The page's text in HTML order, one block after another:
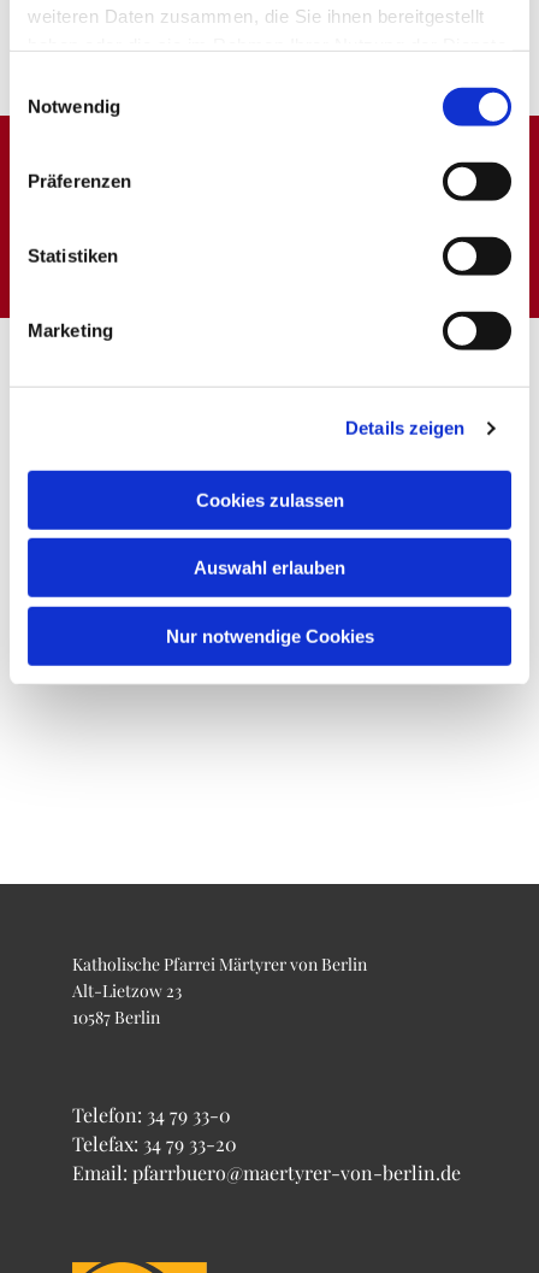
weiteren Daten zusammen, die Sie ihnen bereitgestellt
Notwendig
Präferenzen
Statistiken
Marketing
Details zeigen
Cookies zulassen
Auswahl erlauben
Nur notwendige Cookies
Dies könnte Sie auch
Katholische Pfarrei Märtyrer von Berlin
Alt-Lietzow 23
10587 Berlin
Telefon: 34 79 33-0
Telefax: 34 79 33-20
Email: pfarrbuero@maertyrer-von-berlin.de